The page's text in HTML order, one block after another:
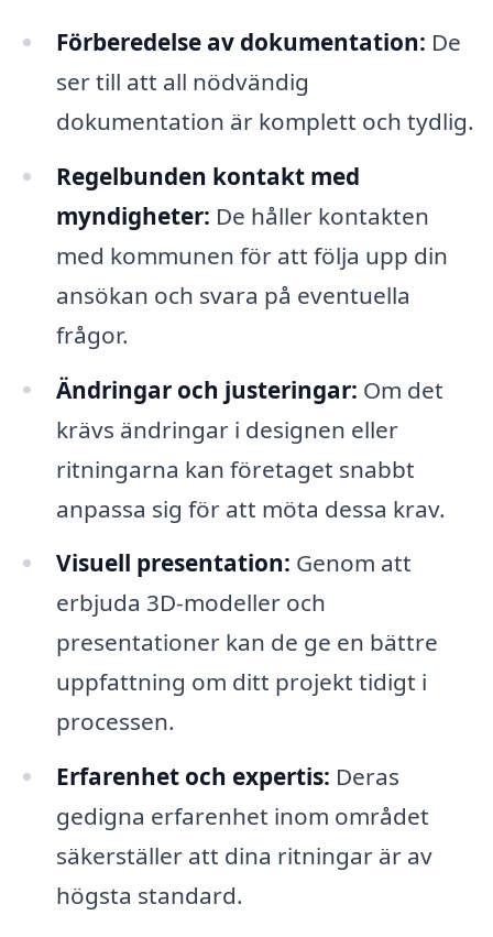
Förberedelse av dokumentation: De
ser till att all nödvändig
dokumentation är komplett och tydlig.
Regelbunden kontakt med
myndigheter: De håller kontakten
med kommunen för att följa upp din
ansökan och svara på eventuella
frågor.
Ändringar och justeringar: Om det
krävs ändringar i designen eller
ritningarna kan företaget snabbt
anpassa sig för att möta dessa krav.
Visuell presentation: Genom att
erbjuda 3D-modeller och
presentationer kan de ge en bättre
uppfattning om ditt projekt tidigt i
processen.
Erfarenhet och expertis: Deras
gedigna erfarenhet inom området
säkerställer att dina ritningar är av
högsta standard.